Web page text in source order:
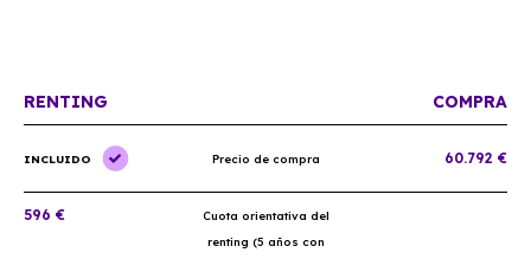
RENTING COMPRA
INCLUIDO Precio de compra 60.792 €
596 €
Cuota orientativa del
renting (5 años con